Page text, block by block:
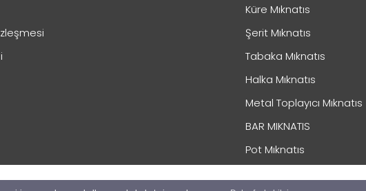
Küre Mıknatıs
Şerit Mıknatıs
Tabaka Mıknatıs
Halka Mıknatıs
Metal Toplayıcı Mıknatıs
BAR MIKNATIS
Pot Mıknatıs